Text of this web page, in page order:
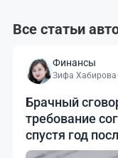
Все статьи
Финансы
Зифа Хабирова·
Брачный
требование
спустя год